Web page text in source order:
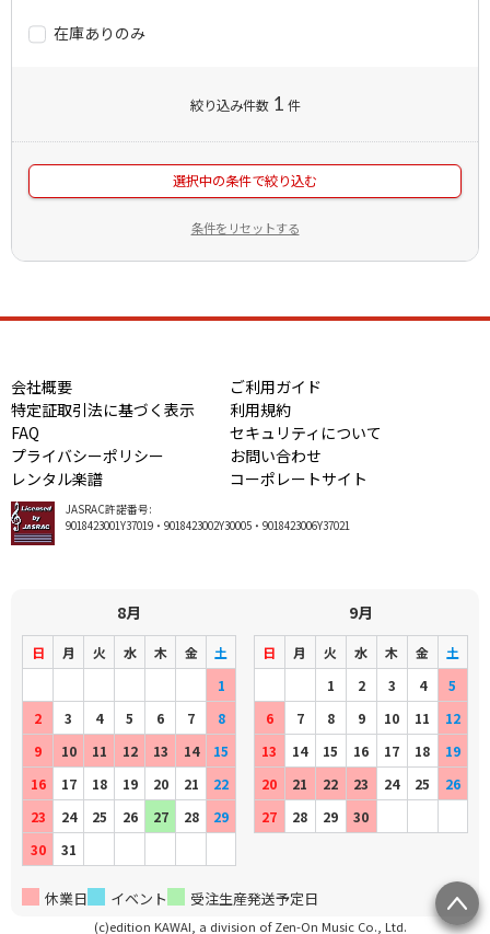
在庫ありのみ
絞り込み件数 1 件
選択中の条件で絞り込む
条件をリセットする
会社概要
ご利用ガイド
特定証取引法に基づく表示
利用規約
FAQ
セキュリティについて
プライバシーポリシー
お問い合わせ
レンタル楽譜
コーポレートサイト
JASRAC許諾番号:
9018423001Y37019・9018423002Y30005・9018423006Y37021
8月
日 月 火 水 木 金
土
1
2
3 4 5 6 7
8
9
10 11 12 13 14
15
16
17 18 19 20 21
22
23
24 25 26 27 28
29
30
31
9月
日 月 火 水 木 金
土
1
2 3 4
5
6
7 8 9 10 11
12
13
14 15 16 17 18
19
20
21 22 23 24 25
26
27
28 29 30
休業日 イベント 受注生産発送予定日
(c)edition KAWAI, a division of Zen-On Music Co., Ltd.